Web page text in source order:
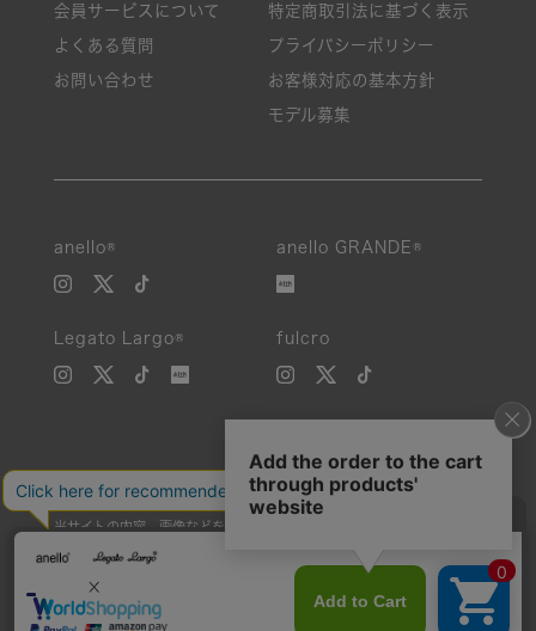
会員サービスについて
よくある質問
お問い合わせ
特定商取引法に基づく表示
プライバシーポリシー
お客様対応の基本方針
モデル募集
anello® anello GRANDE®
Legato Largo® fulcro
当サイトの内容、画像などを無断で複製、転載、第三者への譲渡などを
Unauthorized reproduction, duplication, or redistribution of any
images or content from this website is strictly prohibited.